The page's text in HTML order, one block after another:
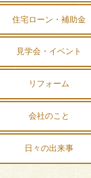
住宅ローン・補助金
見学会・イベント
リフォーム
会社のこと
日々の出来事